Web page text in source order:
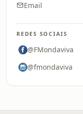
Email
REDES SOCIAIS
@FMondaviva
@fmondaviva